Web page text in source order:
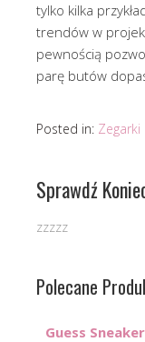
tylko kilka
trendów w
pewnością
parę butów
Posted in: Zegarki
Sprawdź
zzzzz
Polecane
Guess